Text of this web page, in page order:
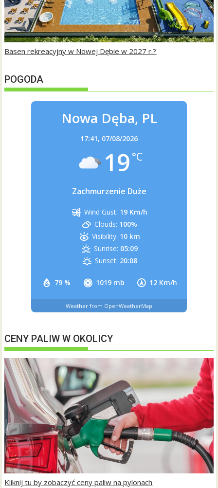
Basen rekreacyjny w Nowej Dębie w 2027 r.?
POGODA
Nowa Dęba, PL
17:41, 07/08/2026
19 °C
Zachmurzenie Duże
79 % 1019 mb 12 Km/h
Wind Gust: 19 Km/h
Clouds: 100%
Visibility: 10 km
Sunrise: 05:09
Sunset: 20:08
Weather from OpenWeatherMap
CENY PALIW W OKOLICY
Kliknij tu by zobaczyć ceny paliw na pylonach